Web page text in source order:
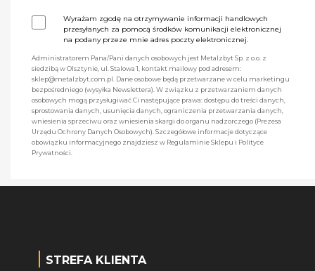
Wyrażam zgodę na otrzymywanie informacji handlowych
przesyłanych za pomocą środków komunikacji elektronicznej
na podany przeze mnie adres poczty elektronicznej.
Administratorem Pana/Pani danych osobowych jest Metalzbyt Sp. z o.o. z
siedzibą w Olsztynie, ul. Stalowa 1, kontakt mailowy pod adresem:
sklep@metalzbyt.com.pl. Dane osobowe będą przetwarzane w celu marketingu
bezpośredniego (wysyłka Newslettera). W związku z przetwarzaniem danych
osobowych mogą przysługiwać Ci następujące prawa: dostępu do treści danych,
sprostowania danych, usunięcia danych, ograniczenia przetwarzania danych,
wniesienia sprzeciwu oraz wniesienia skargi do organu nadzorczego (Prezesa
Urzędu Ochrony Danych Osobowych). Szczegółowe informacje dotyczące
obowiązku informacyjnego znajdziesz w Regulaminie Sklepu i Polityce
Prywatności.
STREFA KLIENTA